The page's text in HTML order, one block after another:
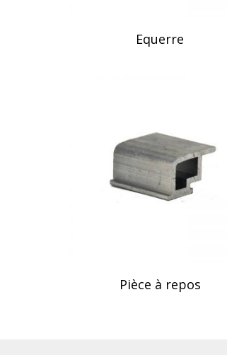
Equerre
Lire La SuitePièce à repos